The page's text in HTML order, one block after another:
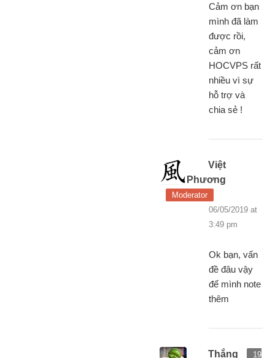
Cảm ơn bạn
mình đã làm
được rồi,
cảm ơn
HOCVPS rất
nhiều vì sự
hỗ trợ và
chia sẻ !
Việt
Phương
Moderator
06/05/2019 at
3:49 pm
Ok bạn, vấn
đề đâu vậy
để mình note
thêm
Thắng
19